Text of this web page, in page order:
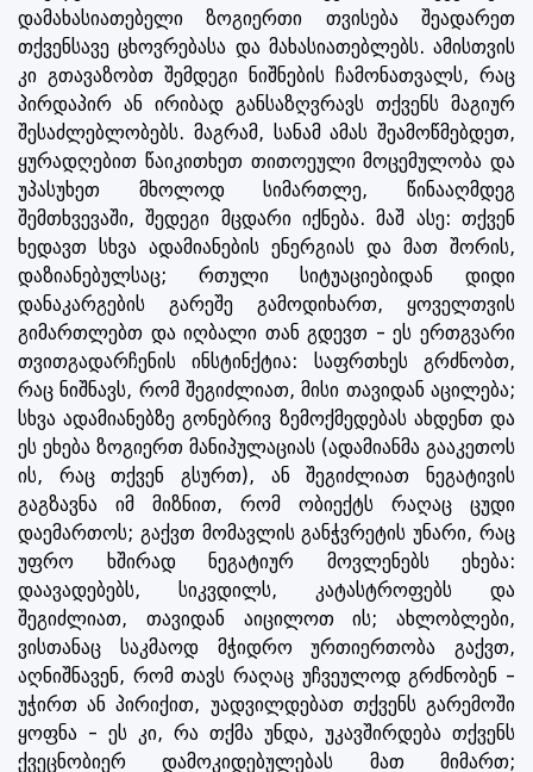
დამახასიათებელი ზოგიერთი თვისება შეადარეთ
თქვენსავე ცხოვრებასა და მახასიათებლებს. ამისთვის
კი გთავაზობთ შემდეგი ნიშნების ჩამონათვალს, რაც
პირდაპირ ან ირიბად განსაზღვრავს თქვენს მაგიურ
შესაძლებლობებს. მაგრამ, სანამ ამას შეამოწმებდეთ,
ყურადღებით წაიკითხეთ თითოეული მოცემულობა და
უპასუხეთ მხოლოდ სიმართლე, წინააღმდეგ
შემთხვევაში, შედეგი მცდარი იქნება. მაშ ასე: თქვენ
ხედავთ სხვა ადამიანების ენერგიას და მათ შორის,
დაზიანებულსაც; რთული სიტუაციებიდან დიდი
დანაკარგების გარეშე გამოდიხართ, ყოველთვის
გიმართლებთ და იღბალი თან გდევთ - ეს ერთგვარი
თვითგადარჩენის ინსტინქტია: საფრთხეს გრძნობთ,
რაც ნიშნავს, რომ შეგიძლიათ, მისი თავიდან აცილება;
სხვა ადამიანებზე გონებრივ ზემოქმედებას ახდენთ და
ეს ეხება ზოგიერთ მანიპულაციას (ადამიანმა გააკეთოს
ის, რაც თქვენ გსურთ), ან შეგიძლიათ ნეგატივის
გაგზავნა იმ მიზნით, რომ ობიექტს რაღაც ცუდი
დაემართოს; გაქვთ მომავლის განჭვრეტის უნარი, რაც
უფრო ხშირად ნეგატიურ მოვლენებს ეხება:
დაავადებებს, სიკვდილს, კატასტროფებს და
შეგიძლიათ, თავიდან აიცილოთ ის; ახლობლები,
ვისთანაც საკმაოდ მჭიდრო ურთიერთობა გაქვთ,
აღნიშნავენ, რომ თავს რაღაც უჩვეულოდ გრძნობენ -
უჭირთ ან პირიქით, უადვილდებათ თქვენს გარემოში
ყოფნა - ეს კი, რა თქმა უნდა, უკავშირდება თქვენს
ქვეცნობიერ დამოკიდებულებას მათ მიმართ;